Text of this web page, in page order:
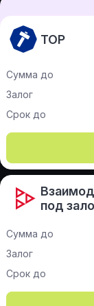
ТОР
Сумма до
Залог
Срок до
под
Сумма до
Залог
Срок до